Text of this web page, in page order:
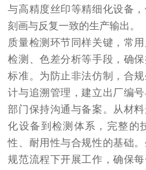
与高精度丝印等精细化设备
刻画与反复一致的生产输出。
质量检测环节同样关键，常
检测、色差分析等手段，确
标准。为防止非法仿制，合
计与追溯管理，建立出厂编
部门保持沟通与备案。从材
化设备到检测体系，完整的
性、耐用性与合规性的基础
规范流程下开展工作，确保